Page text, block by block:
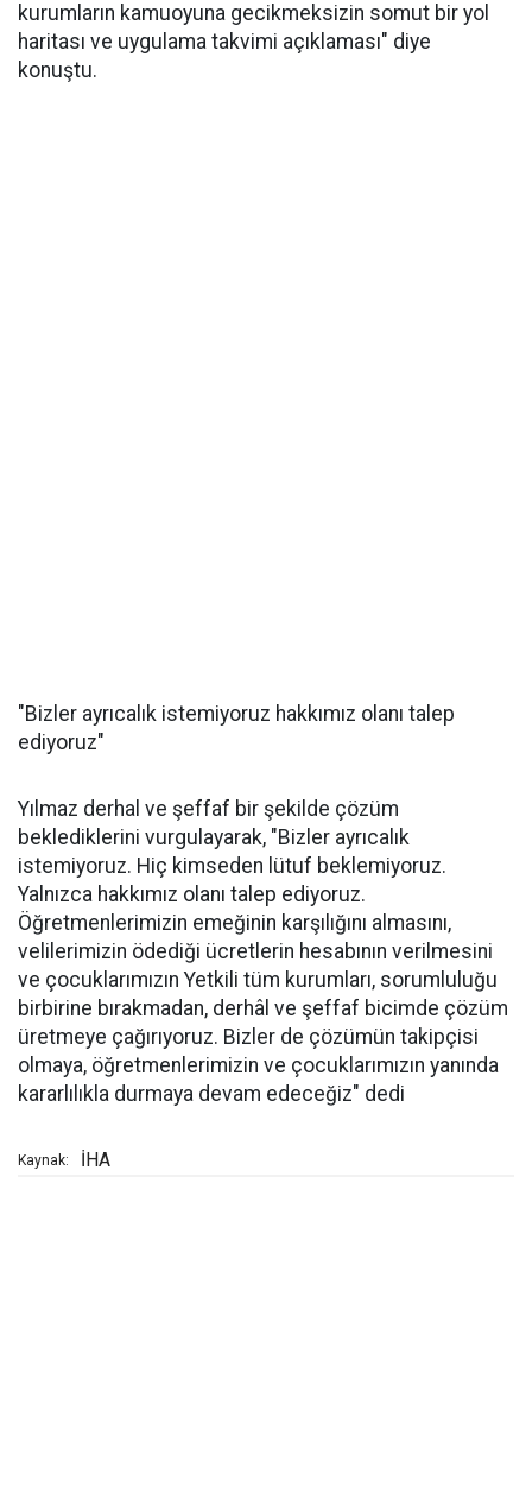
kurumların kamuoyuna gecikmeksizin somut bir yol
haritası ve uygulama takvimi açıklaması" diye
konuştu.
"Bizler ayrıcalık istemiyoruz hakkımız olanı talep
ediyoruz"
Yılmaz derhal ve şeffaf bir şekilde çözüm
beklediklerini vurgulayarak, "Bizler ayrıcalık
istemiyoruz. Hiç kimseden lütuf beklemiyoruz.
Yalnızca hakkımız olanı talep ediyoruz.
Öğretmenlerimizin emeğinin karşılığını almasını,
velilerimizin ödediği ücretlerin hesabının verilmesini
ve çocuklarımızın Yetkili tüm kurumları, sorumluluğu
birbirine bırakmadan, derhâl ve şeffaf bicimde çözüm
üretmeye çağırıyoruz. Bizler de çözümün takipçisi
olmaya, öğretmenlerimizin ve çocuklarımızın yanında
kararlılıkla durmaya devam edeceğiz" dedi
Kaynak: İHA